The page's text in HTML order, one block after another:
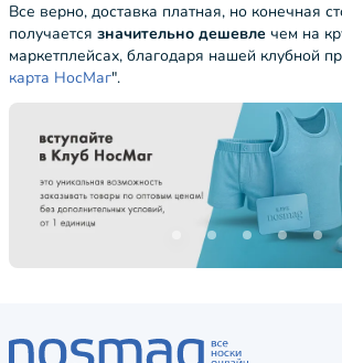
Все верно, доставка платная, но конечная
получается значительно дешевле чем на
маркетплейсах, благодаря нашей клубной
карта НосМаг".